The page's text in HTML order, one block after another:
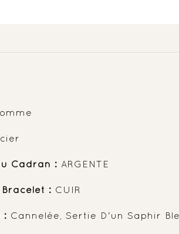
Cadran : ARGENTE
: CUIR
: Cannelée, Sertie D'un Saphir